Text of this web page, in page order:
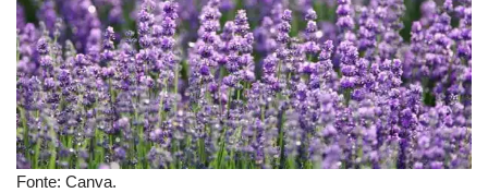
Fonte: Canva.